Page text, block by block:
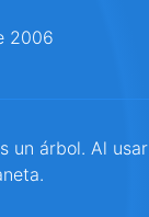
2006
un árbol. Al usar